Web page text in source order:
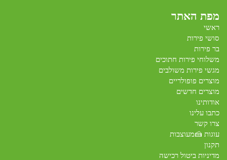
מפת האתר
ראשי
סושי פירות
בר פירות
משלוחי פירות חתוכים
מגשי פירות משולבים
מוצרים פופולריים
מוצרים חדשים
אודותינו
כתבו עלינו
צרו קשר
עוגות 🍰מעוצבות
תקנון
מדיניות ביטול רכישה